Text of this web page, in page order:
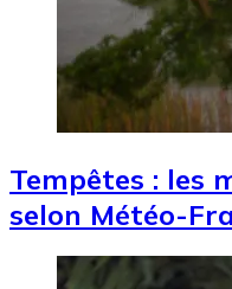
Tempêtes : les
selon Météo-
Image